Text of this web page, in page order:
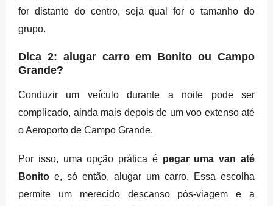
for distante do centro, seja qual for o tamanho do
grupo.
Dica 2: alugar carro em Bonito ou Campo
Grande?
Conduzir um veículo durante a noite pode ser
complicado, ainda mais depois de um voo extenso até
o Aeroporto de Campo Grande.
Por isso, uma opção prática é pegar uma van até
Bonito e, só então, alugar um carro. Essa escolha
permite um merecido descanso pós-viagem e a